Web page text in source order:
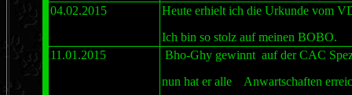
04.02.2015
Heute erhielt ich die Urkunde vom
Ich bin so stolz auf meinen BOBO.
11.01.2015
Bho-Ghy gewinnt auf der CAC
nun hat er alle Anwartschaften